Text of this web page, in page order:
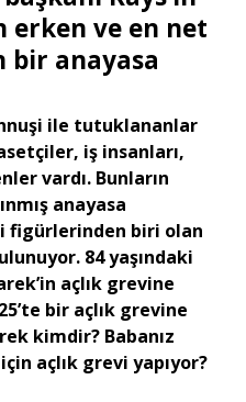
erken ve en net
bir anayasa
ile tutuklananlar
iş insanları,
vardı. Bunların
anayasa
figürlerinden biri olan
84 yaşındaki
açlık grevine
bir açlık grevine
kimdir? Babanız
açlık grevi yapıyor?